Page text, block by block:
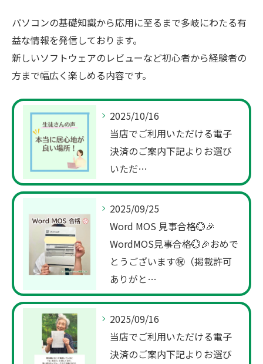
パソコンの基礎知識から応用に至るまで多岐にわたる有
益な情報を発信しております。
新しいソフトウェアのレビューなど初心者から経験者の
方まで幅広く楽しめる内容です。
2025/10/16
当店でご利用いただける電子
決済のご案内下記よりお選び
いただ…
2025/09/25
Word MOS 見事合格💮🎉
WordMOS見事合格💮🎉おめで
とうございます㊗️（掲載許可
ありがと…
2025/09/16
当店でご利用いただける電子
決済のご案内下記よりお選び